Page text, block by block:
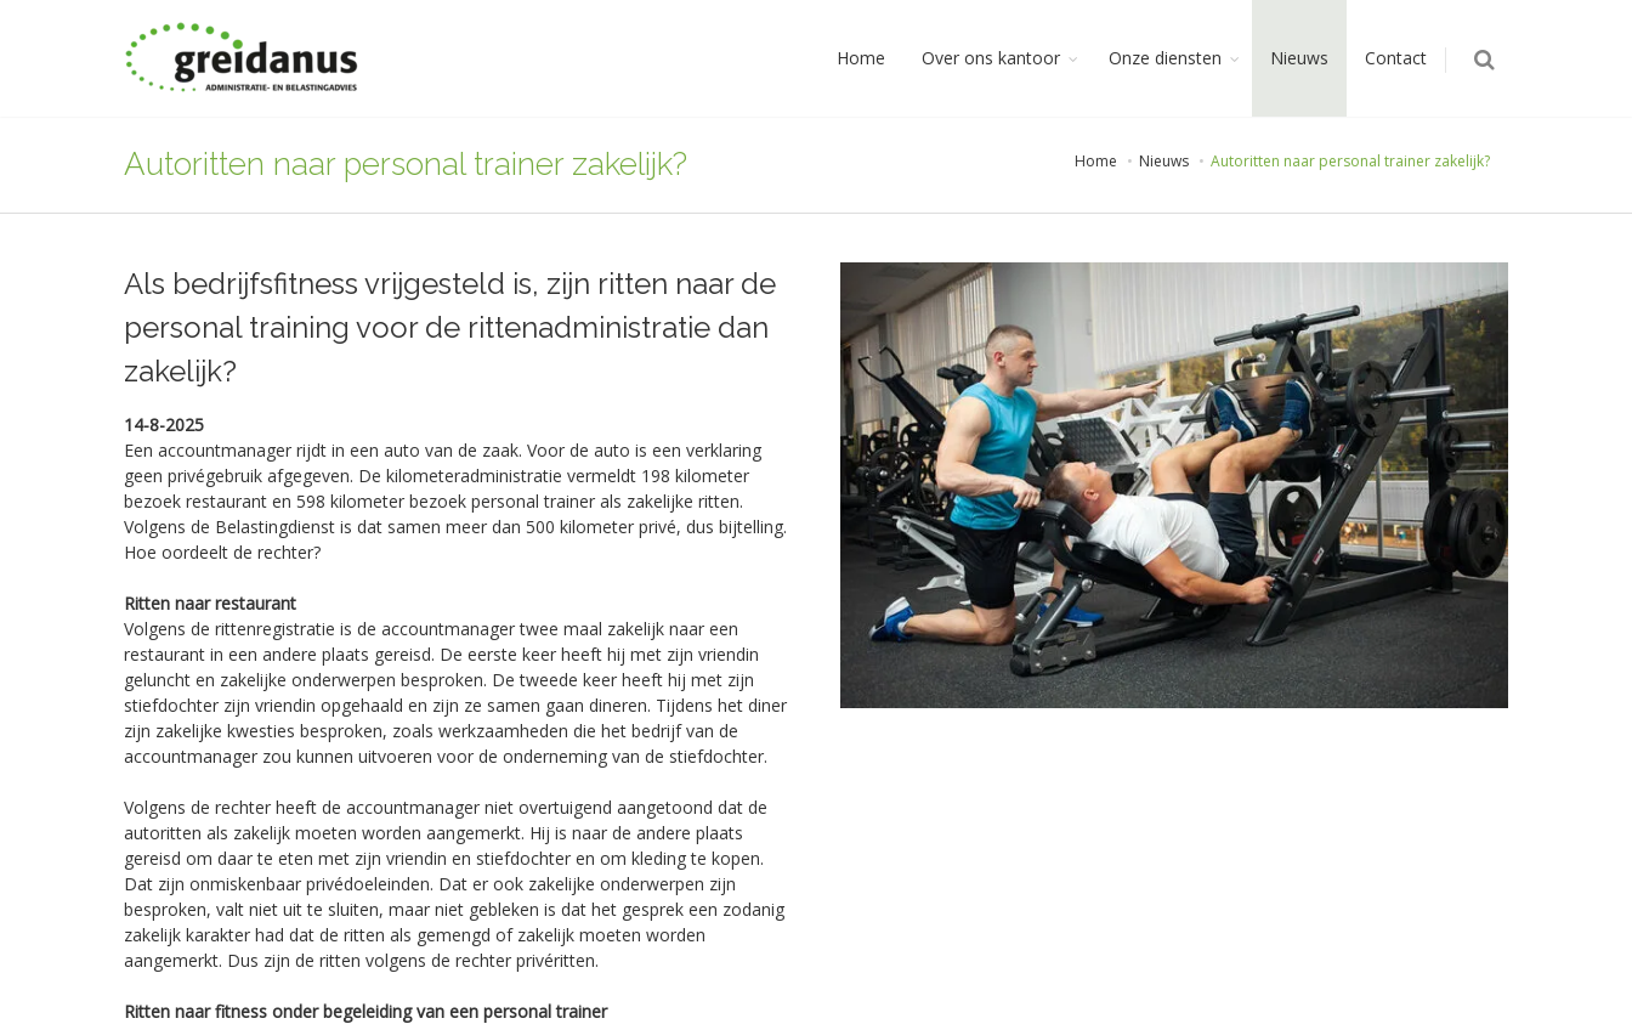
Home Over ons kantoor Onze diensten Nieuws Contact
Home Nieuws Autoritten naar personal trainer zakelijk?
Autoritten naar personal trainer zakelijk?
Als bedrijfsfitness vrijgesteld is, zijn ritten naar de
personal training voor de rittenadministratie dan
zakelijk?
14-8-2025
Een accountmanager rijdt in een auto van de zaak. Voor de auto is een verklaring
geen privégebruik afgegeven. De kilometeradministratie vermeldt 198 kilometer
bezoek restaurant en 598 kilometer bezoek personal trainer als zakelijke ritten.
Volgens de Belastingdienst is dat samen meer dan 500 kilometer privé, dus bijtelling.
Hoe oordeelt de rechter?
Ritten naar restaurant
Volgens de rittenregistratie is de accountmanager twee maal zakelijk naar een
restaurant in een andere plaats gereisd. De eerste keer heeft hij met zijn vriendin
geluncht en zakelijke onderwerpen besproken. De tweede keer heeft hij met zijn
stiefdochter zijn vriendin opgehaald en zijn ze samen gaan dineren. Tijdens het diner
zijn zakelijke kwesties besproken, zoals werkzaamheden die het bedrijf van de
accountmanager zou kunnen uitvoeren voor de onderneming van de stiefdochter.
Volgens de rechter heeft de accountmanager niet overtuigend aangetoond dat de
autoritten als zakelijk moeten worden aangemerkt. Hij is naar de andere plaats
gereisd om daar te eten met zijn vriendin en stiefdochter en om kleding te kopen.
Dat zijn onmiskenbaar privédoeleinden. Dat er ook zakelijke onderwerpen zijn
besproken, valt niet uit te sluiten, maar niet gebleken is dat het gesprek een zodanig
zakelijk karakter had dat de ritten als gemengd of zakelijk moeten worden
aangemerkt. Dus zijn de ritten volgens de rechter privéritten.
Ritten naar fitness onder begeleiding van een personal trainer